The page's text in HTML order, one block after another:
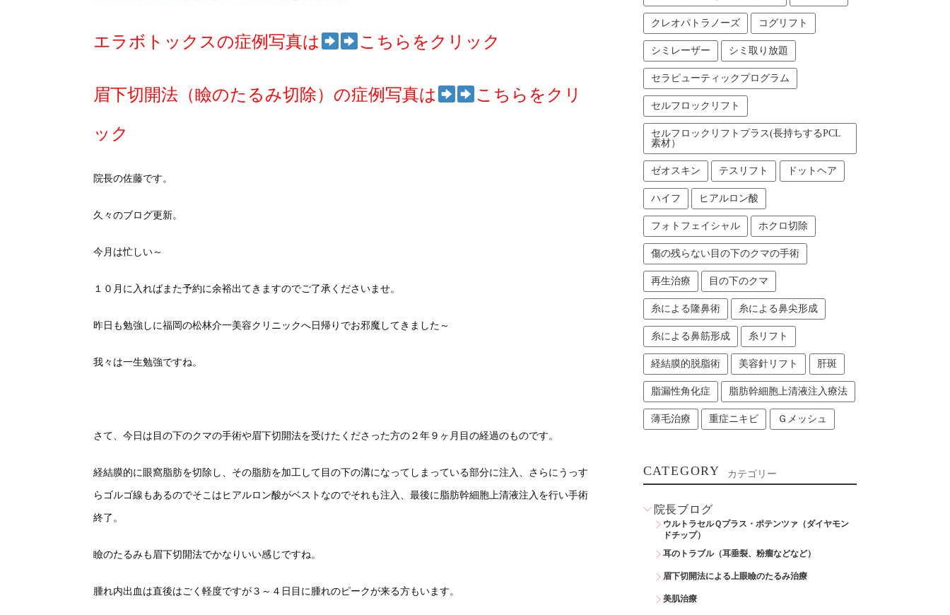
エラボトックスの症例写真は こちらをクリック
眉下切開法（瞼のたるみ切除）の症例写真は こちらをクリ
ック
院長の佐藤です。
久々のブログ更新。
今月は忙しい～
１０月に入ればまた予約に余裕出てきますのでご了承くださいませ。
昨日も勉強しに福岡の松林介一美容クリニックへ日帰りでお邪魔してきました～
我々は一生勉強ですね。
さて、今日は目の下のクマの手術や眉下切開法を受けたくださった方の２年９ヶ月目の経過のものです。
経結膜的に眼窩脂肪を切除し、その脂肪を加工して目の下の溝になってしまっている部分に注入、さらにうっす
らゴルゴ線もあるのでそこはヒアルロン酸がベストなのでそれも注入、最後に脂肪幹細胞上清液注入を行い手術
終了。
瞼のたるみも眉下切開法でかなりいい感じですね。
腫れ内出血は直後はごく軽度ですが３～４日目に腫れのピークが来る方もいます。
クレオパトラノーズ コグリフト
シミレーザー シミ取り放題
セラピューティックプログラム
セルフロックリフト
セルフロックリフトプラス(長持ちするPCL
素材）
ゼオスキン テスリフト ドットヘア
ハイフ ヒアルロン酸
フォトフェイシャル ホクロ切除
傷の残らない目の下のクマの手術
再生治療 目の下のクマ
糸による隆鼻術 糸による鼻尖形成
糸による鼻筋形成 糸リフト
経結膜的脱脂術 美容針リフト 肝斑
脂漏性角化症 脂肪幹細胞上清液注入療法
薄毛治療 重症ニキビ Ｇメッシュ
CATEGORY カテゴリー
院長ブログ
ウルトラセルＱプラス・ポテンツァ（ダイヤモン
ドチップ）
耳のトラブル（耳垂裂、粉瘤などなど）
眉下切開法による上眼瞼のたるみ治療
美肌治療